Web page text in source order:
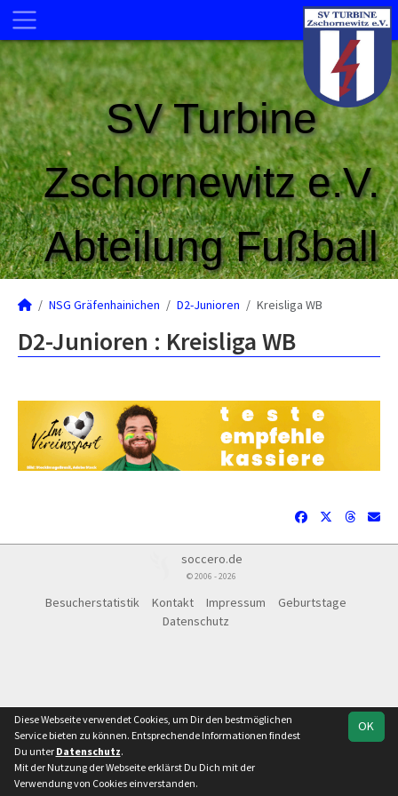
SV Turbine
Zschornewitz e.V.
Abteilung Fußball
NSG Gräfenhainichen D2-Junioren Kreisliga WB
Team
D2-Junioren : Kreisliga WB
soccero.de
© 2006 - 2026
Besucherstatistik Kontakt Impressum
Geburtstage
Datenschutz
OK
Diese Webseite verwendet Cookies, um Dir den bestmöglichen
Service bieten zu können. Entsprechende Informationen findest
Du unter Datenschutz.
Mit der Nutzung der Webseite erklärst Du Dich mit der
Verwendung von Cookies einverstanden.